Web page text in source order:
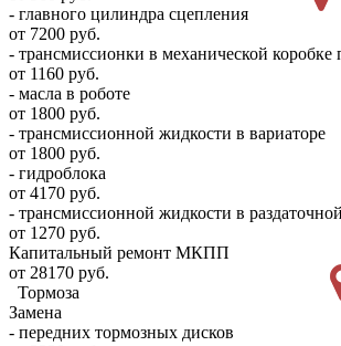
- главного цилиндра сцепления
от 7200 руб.
- трансмиссионки в механической
от 1160 руб.
- масла в роботе
от 1800 руб.
- трансмиссионной жидкости в вариаторе
от 1800 руб.
- гидроблока
от 4170 руб.
- трансмиссионной жидкости в
от 1270 руб.
Капитальный ремонт МКПП
от 28170 руб.
Тормоза
Замена
- передних тормозных дисков